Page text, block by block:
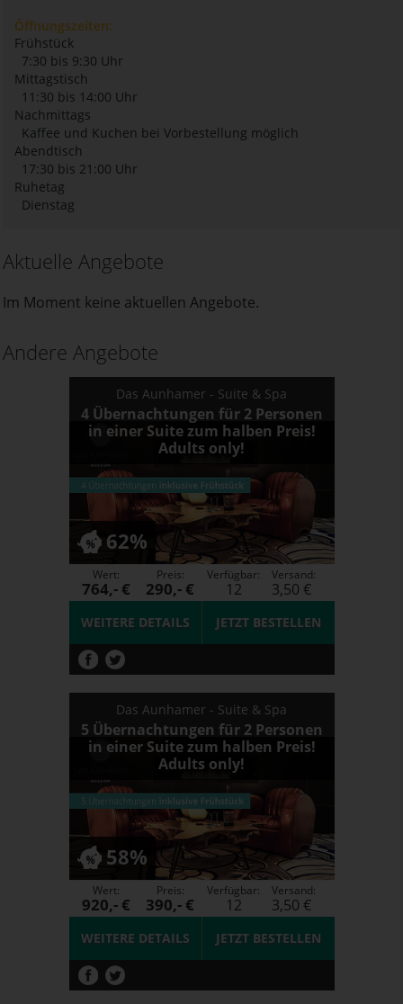
Öffnungszeiten:
Frühstück
7:30 bis 9:30 Uhr
Mittagstisch
11:30 bis 14:00 Uhr
Nachmittags
Kaffee und Kuchen bei Vorbestellung möglich
Abendtisch
17:30 bis 21:00 Uhr
Ruhetag
Dienstag
Aktuelle Angebote
Im Moment keine aktuellen Angebote.
Andere Angebote
Das Aunhamer - Suite & Spa
4 Übernachtungen für 2 Personen
in einer Suite zum halben Preis!
Adults only!
62%
WEITERE DETAILS JETZTBESTELLEN
Wert:
764,- €
Preis:
290,- €
Verfügbar:
12
Versand:
3,50 €
Das Aunhamer - Suite & Spa
5 Übernachtungen für 2 Personen
in einer Suite zum halben Preis!
Adults only!
58%
WEITERE DETAILS JETZTBESTELLEN
Wert:
920,- €
Preis:
390,- €
Verfügbar:
12
Versand:
3,50 €